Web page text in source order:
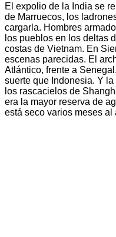
El expolio de la India se
de Marruecos, los
cargarla. Hombres
los pueblos en los deltas
costas de Vietnam. En
escenas parecidas. El
Atlántico, frente a
suerte que Indonesia. Y
los rascacielos de
era la mayor reserva de
está seco varios meses al